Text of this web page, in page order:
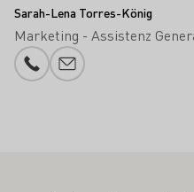
Sarah-Lena Torres-König
Marketing - Assistenz
Telefonní číslo
Přidání e-mailu